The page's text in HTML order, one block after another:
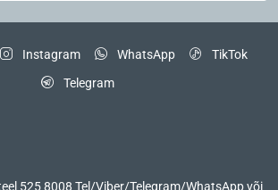
Instagram WhatsApp
TikTok
Telegram
525 8008 Tel/Viber/Telegram/WhatsApp või